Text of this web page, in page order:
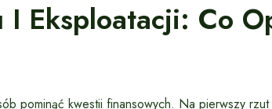
Eksploatacji: Co
pominąć kwestii finansowych. Na pierwszy